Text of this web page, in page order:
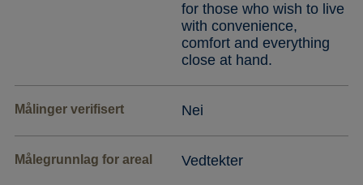
for those who wish to live
with convenience,
comfort and everything
close at hand.
Målinger verifisert Nei
Målegrunnlag for areal Vedtekter